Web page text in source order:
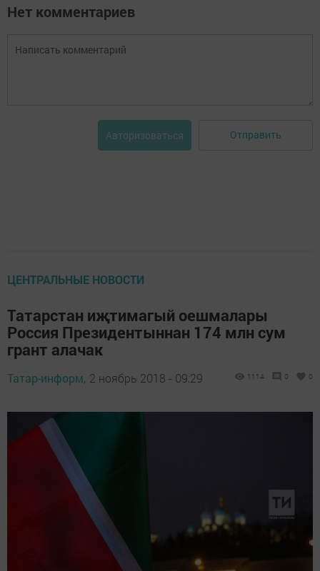
Нет комментариев
Авторизоваться Отправить
ЦЕНТРАЛЬНЫЕ НОВОСТИ
Татарстан иҗтимагый оешмалары
Россия Президентыннан 174 млн сум
грант алачак
Татар-информ, 2 ноябрь 2018 - 09:29 1114 0 0